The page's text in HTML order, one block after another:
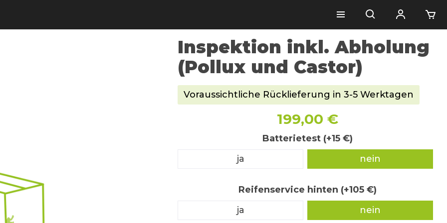
Inspektion inkl. Abholung
(Pollux und Castor)
Voraussichtliche Rücklieferung in 3-5 Werktagen
199,00 €
Batterietest (+15 €)
ja
nein
Reifenservice hinten (+105 €)
ja
nein